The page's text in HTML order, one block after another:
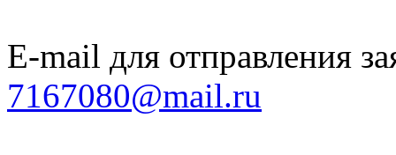
E-mail для отправления
7167080@mail.ru